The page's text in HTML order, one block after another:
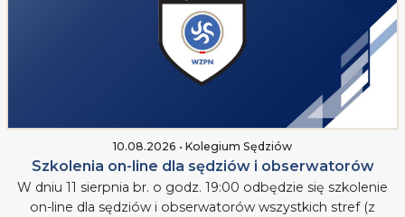
10.08.2026 • Kolegium Sędziów
Szkolenia on-line dla sędziów i obserwatorów
W dniu 11 sierpnia br. o godz. 19:00 odbędzie się szkolenie
on-line dla sędziów i obserwatorów wszystkich stref (z